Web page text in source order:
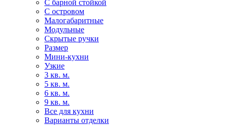
С барной стойкой
С островом
Малогабаритные
Модульные
Скрытые ручки
Размер
Мини-кухни
Узкие
3 кв. м.
5 кв. м.
6 кв. м.
9 кв. м.
Все для кухни
Варианты отделки